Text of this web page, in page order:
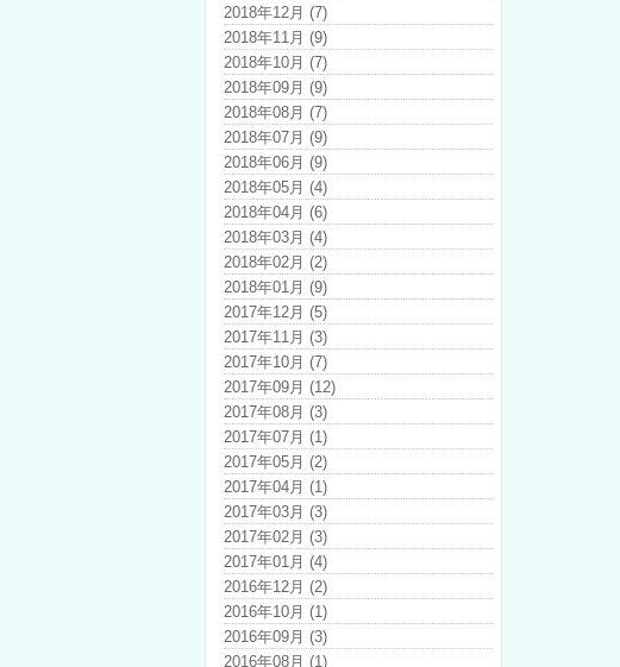
2018年12月 (7)
2018年11月 (9)
2018年10月 (7)
2018年09月 (9)
2018年08月 (7)
2018年07月 (9)
2018年06月 (9)
2018年05月 (4)
2018年04月 (6)
2018年03月 (4)
2018年02月 (2)
2018年01月 (9)
2017年12月 (5)
2017年11月 (3)
2017年10月 (7)
2017年09月 (12)
2017年08月 (3)
2017年07月 (1)
2017年05月 (2)
2017年04月 (1)
2017年03月 (3)
2017年02月 (3)
2017年01月 (4)
2016年12月 (2)
2016年10月 (1)
2016年09月 (3)
2016年08月 (1)